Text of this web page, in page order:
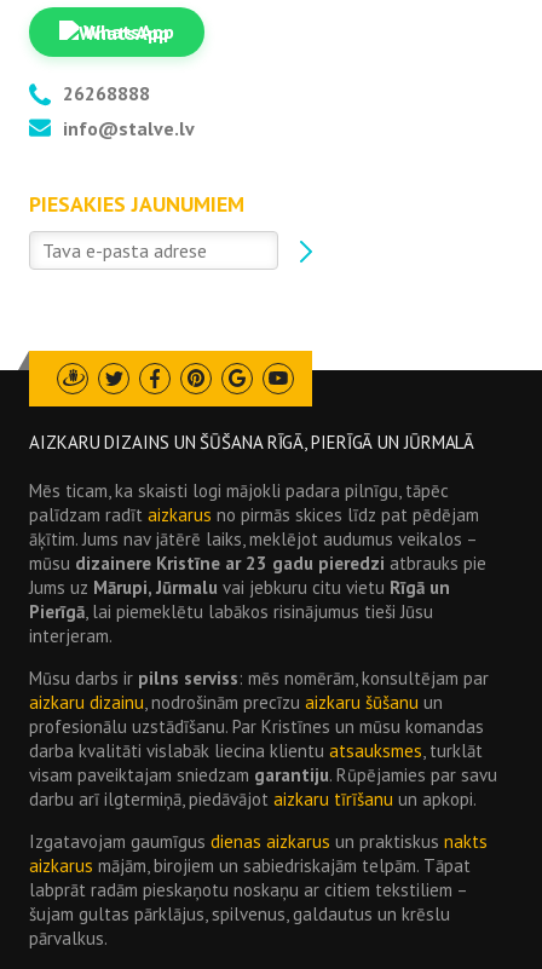
WhatsApp
26268888
info@stalve.lv
PIESAKIES JAUNUMIEM
Draugiem
TwitterFacebookPinterest
GoogleYoutube
AIZKARU DIZAINS UN ŠŪŠANA RĪGĀ, PIERĪGĀ UN JŪRMALĀ
Mēs ticam, ka skaisti logi mājokli padara pilnīgu, tāpēc
palīdzam radītaizkarus no pirmās skices līdz pat pēdējam
āķītim. Jums nav jātērē laiks, meklējot audumus veikalos –
mūsu dizainere Kristīne ar 23 gadu pieredzi atbrauks pie
Jums uz Mārupi, Jūrmalu vai jebkuru citu vietu Rīgā un
Pierīgā, lai piemeklētu labākos risinājumus tieši Jūsu
interjeram.
Mūsu darbs ir pilns serviss: mēs nomērām, konsultējam par
aizkaru dizainu, nodrošinām precīzuaizkaru šūšanu un
profesionālu uzstādīšanu. Par Kristīnes un mūsu komandas
darba kvalitāti vislabāk liecina klientuatsauksmes, turklāt
visam paveiktajam sniedzam garantiju. Rūpējamies par savu
darbu arī ilgtermiņā, piedāvājotaizkaru tīrīšanu un apkopi.
Izgatavojam gaumīgusdienas aizkarus un praktiskusnakts
aizkarus mājām, birojiem un sabiedriskajām telpām. Tāpat
labprāt radām pieskaņotu noskaņu ar citiem tekstiliem –
šujam gultas pārklājus, spilvenus, galdautus un krēslu
pārvalkus.